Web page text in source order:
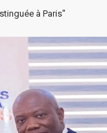
à Paris"